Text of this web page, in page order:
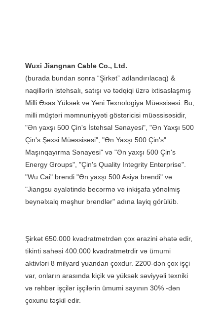
(burada bundan sonra “Şirkət” adlandırılacaq) &
naqillərin istehsalı, satışı və tədqiqi üzrə ixtisaslaşmış
Milli Əsas Yüksək və Yeni Texnologiya Müəssisəsi. Bu,
milli müştəri məmnuniyyəti göstəricisi müəssisəsidir,
"Ən yaxşı 500 Çin's İstehsal Sənayesi", "Ən Yaxşı 500
Çin's Şəxsi Müəssisəsi", "Ən Yaxşı 500 Çin's"
Maşınqayırma Sənayesi" və "Ən yaxşı 500 Çin's
Energy Groups", "Çin's Quality Integrity Enterprise".
"Wu Cai" brendi "Ən yaxşı 500 Asiya brendi" və
"Jiangsu əyalətində becərmə və inkişafa yönəlmiş
Şirkət 650.000 kvadratmetrdən çox ərazini əhatə edir,
tikinti sahəsi 400.000 kvadratmetrdir və ümumi
aktivləri 8 milyard yuandan çoxdur. 2200-dən çox işçi
var, onların arasında kiçik və yüksək səviyyəli texniki
və rəhbər işçilər işçilərin ümumi sayının 30% -dən